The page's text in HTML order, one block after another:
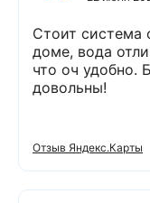
Стоит система
доме, вода
что оч удобно.
довольны!
Отзыв Яндекс.Карты